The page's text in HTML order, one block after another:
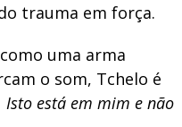
trauma em força.
uma arma
o som, Tchelo é
Isto está em mim e não